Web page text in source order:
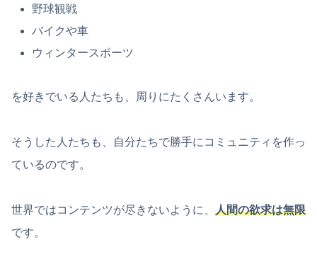
野球観戦
バイクや車
ウィンタースポーツ
を好きでいる人たちも、周りにたくさんいます。
そうした人たちも、自分たちで勝手にコミュニティを作っ
ているのです。
世界ではコンテンツが尽きないように、 人間の欲求は無限
です。